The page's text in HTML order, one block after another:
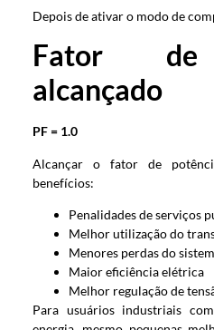
Depois de ativar o modo de
Fator de
alcançado
PF = 1.0
Alcançar o fator de
benefícios:
Penalidades de serviços
Melhor utilização do
Menores perdas do
Maior eficiência elétrica
Melhor regulação de
Para usuários industriais